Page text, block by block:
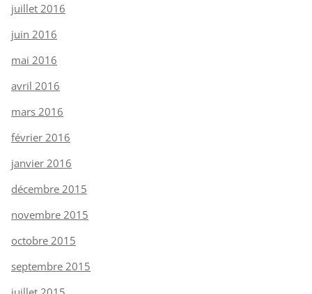
juillet 2016
juin 2016
mai 2016
avril 2016
mars 2016
février 2016
janvier 2016
décembre 2015
novembre 2015
octobre 2015
septembre 2015